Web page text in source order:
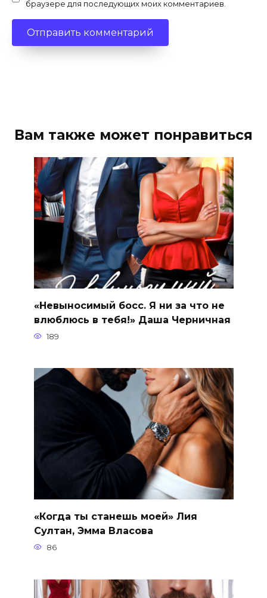
браузере для последующих моих комментариев.
Вам также может понравиться
«Невыносимый босс. Я ни за что не
влюблюсь в тебя!» Даша Черничная
189
«Когда ты станешь моей» Лия
Султан, Эмма Власова
86